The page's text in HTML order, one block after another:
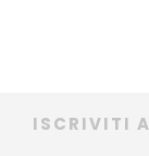
ISCRIVITI